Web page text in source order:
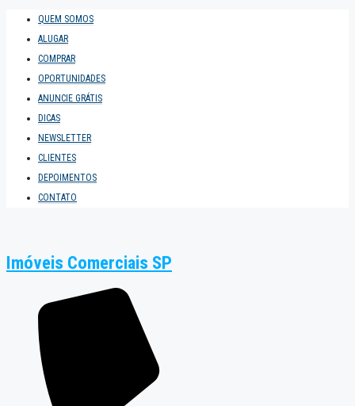
QUEM SOMOS
ALUGAR
COMPRAR
OPORTUNIDADES
ANUNCIE GRÁTIS
DICAS
NEWSLETTER
CLIENTES
DEPOIMENTOS
CONTATO
Imóveis Comerciais SP